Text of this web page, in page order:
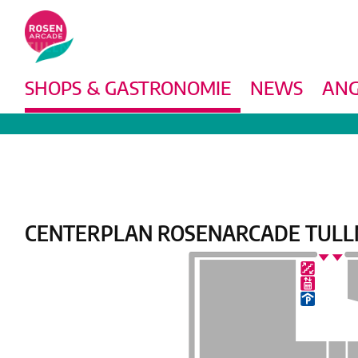
SHOPS & GASTRONOMIE NEWS
CENTERPLAN ROSENARCADE